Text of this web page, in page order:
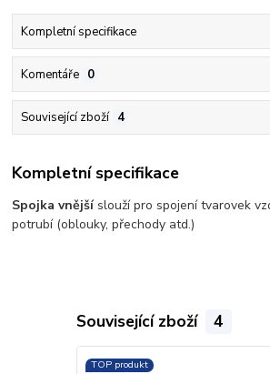
Kompletní specifikace
Komentáře 0
Související zboží 4
Kompletní specifikace
Spojka vnějšíslouží pro spojení tvarovek
potrubí (oblouky, přechody atd.)
Související zboží 4
TOP produkt